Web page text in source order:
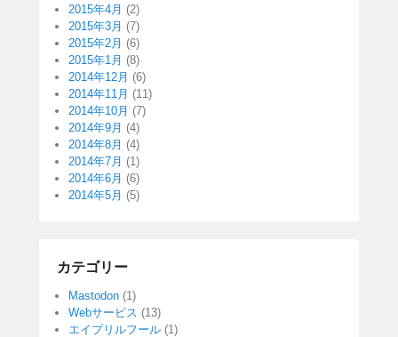
2015年4月 (2)
2015年3月 (7)
2015年2月 (6)
2015年1月 (8)
2014年12月 (6)
2014年11月 (11)
2014年10月 (7)
2014年9月 (4)
2014年8月 (4)
2014年7月 (1)
2014年6月 (6)
2014年5月 (5)
カテゴリー
Mastodon (1)
Webサービス (13)
エイプリルフール (1)